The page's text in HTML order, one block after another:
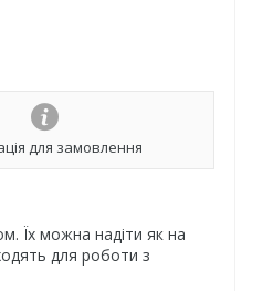
для замовлення
Їх можна надіти як на
для роботи з